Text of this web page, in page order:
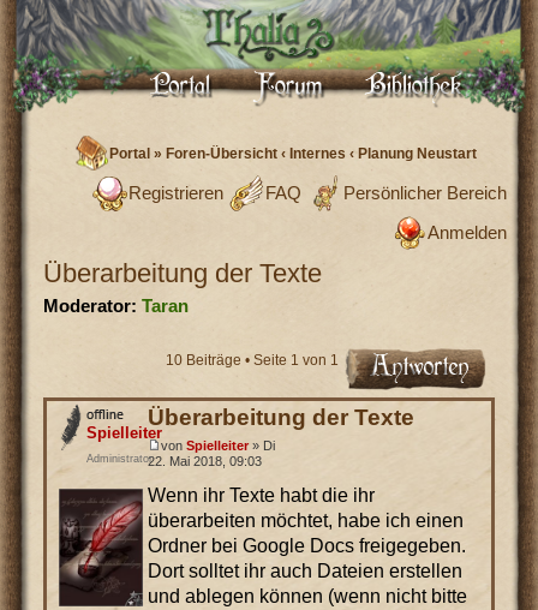
Portal »Foren-Übersicht ‹ Internes ‹ Planung Neustart
Persönlicher Bereich
FAQ
Registrieren
Anmelden
Überarbeitung der Texte
Moderator: Taran
10 Beiträge • Seite 1 von 1
Überarbeitung der Texte
von Spielleiter» Di
22. Mai 2018, 09:03
Wenn ihr Texte habt die ihr
überarbeiten möchtet, habe ich einen
Ordner bei Google Docs freigegeben.
Dort solltet ihr auch Dateien erstellen
und ablegen können (wenn nicht bitte
Spielleiter
Administrator